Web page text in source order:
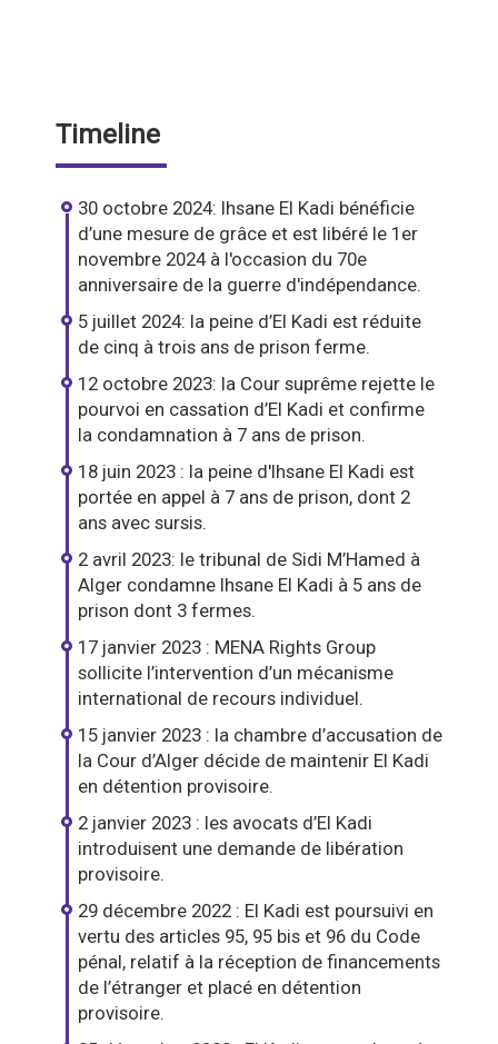
Timeline
30 octobre 2024: Ihsane El Kadi bénéficie
d’une mesure de grâce et est libéré le 1er
novembre 2024 à l'occasion du 70e
anniversaire de la guerre d'indépendance.
5 juillet 2024: la peine d’El Kadi est réduite
de cinq à trois ans de prison ferme.
12 octobre 2023: la Cour suprême rejette le
pourvoi en cassation d’El Kadi et confirme
la condamnation à 7 ans de prison.
18 juin 2023 : la peine d'Ihsane El Kadi est
portée en appel à 7 ans de prison, dont 2
ans avec sursis.
2 avril 2023: le tribunal de Sidi M’Hamed à
Alger condamne Ihsane El Kadi à 5 ans de
prison dont 3 fermes.
17 janvier 2023 : MENA Rights Group
sollicite l’intervention d’un mécanisme
international de recours individuel.
15 janvier 2023 : la chambre d’accusation de
la Cour d’Alger décide de maintenir El Kadi
en détention provisoire.
2 janvier 2023 : les avocats d’El Kadi
introduisent une demande de libération
provisoire.
29 décembre 2022 : El Kadi est poursuivi en
vertu des articles 95, 95 bis et 96 du Code
pénal, relatif à la réception de financements
de l’étranger et placé en détention
provisoire.